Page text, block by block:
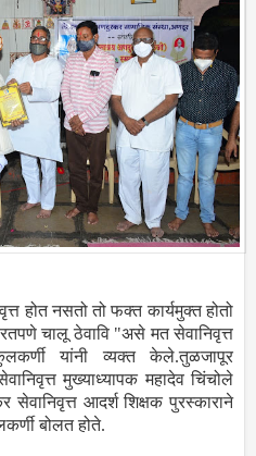
होत नसतो तो फक्त कार्यमुक्त होतो
चालू ठेवावि "असे मत सेवानिवृत्त
यांनी व्यक्त केले.तुळजापूर
मुख्याध्यापक महादेव चिंचोले
आदर्श शिक्षक पुरस्काराने
बोलत होते.